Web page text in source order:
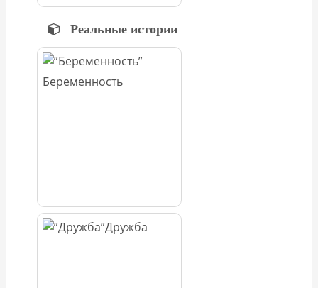
Реальные истории
Беременность
Дружба